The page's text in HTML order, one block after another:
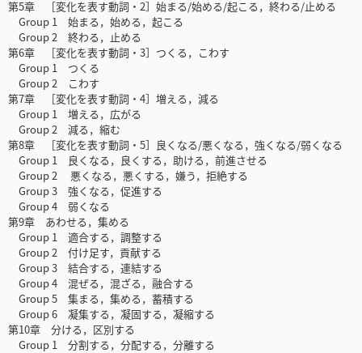
第5章 ［変化を表す動詞・2］始まる/始める/起こる，終わる/止める
Group 1 始まる，始める，起こる
Group 2 終わる，止める
第6章 ［変化を表す動詞・3］つくる，こわす
Group 1 つくる
Group 2 こわす
第7章 ［変化を表す動詞・4］増える，減る
Group 1 増える，広がる
Group 2 減る，縮む
第8章 ［変化を表す動詞・5］良くなる/悪くなる，強くなる/弱くなる
Group 1 良くなる，良くする，助ける，前進させる
Group 2 悪くなる，悪くする，嫌う，拒絶する
Group 3 強くなる，促進する
Group 4 弱くなる
第9章 あわせる，集める
Group 1 適合する，調整する
Group 2 付け足す，貢献する
Group 3 結合する，連結する
Group 4 混ぜる，混ざる，融合する
Group 5 集まる，集める，蓄積する
Group 6 凝集する，凝固する，凝縮する
第10章 分ける，区別する
Group 1 分割する，分配する，分離する